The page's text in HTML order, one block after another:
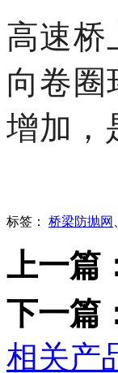
高速桥
向卷
增加，
标签： 桥梁防抛网
上一篇
下一篇
相关产